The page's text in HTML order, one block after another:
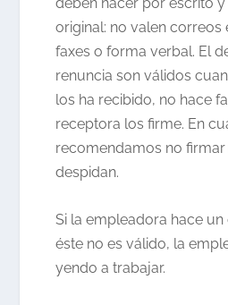
original: no valen correos
faxes o forma verbal. El
renuncia son válidos
los ha recibido, no hace
receptora los firme. En
recomendamos no
despidan.
Si la empleadora hace
éste no es válido, la
yendo a trabajar.